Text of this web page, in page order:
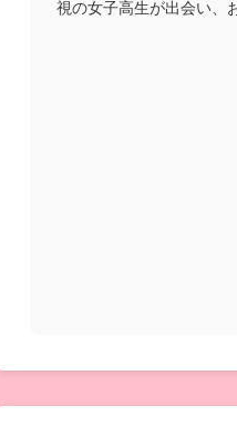
視の女子高生が出会い、